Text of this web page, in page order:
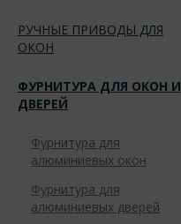
РУЧНЫЕ ПРИВОДЫ ДЛЯ
ОКОН
ФУРНИТУРА ДЛЯ ОКОН И
ДВЕРЕЙ
Фурнитура для
алюминиевых окон
Фурнитура для
алюминиевых дверей